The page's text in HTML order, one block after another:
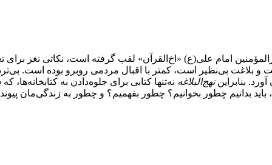
امام علی(ع) «اخ‌القرآن» لقب گرفته است، نکاتی نغز برای
بی‌نظیر است، کمتر با اقبال مردمی روبرو بوده است.
بنابرایننهج‌‌البلاغه نه‌تنها کتابی برای جلوه‌دادن به
باید بدانیم چطور بخوانیم؟ چطور بفهمیم؟ و چطور به زندگی‌مان